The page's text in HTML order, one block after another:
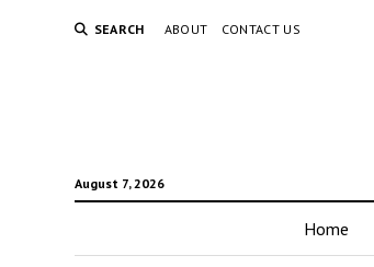
SEARCH ABOUT CONTACT US
August 7, 2026
Home